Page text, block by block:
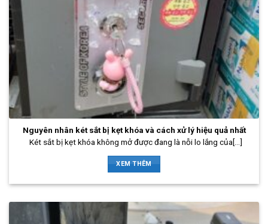
Nguyên nhân két sắt bị kẹt khóa và cách xử lý hiệu quả nhất
Két sắt bị kẹt khóa không mở được đang là nỗi lo lắng của[...]
XEM THÊM